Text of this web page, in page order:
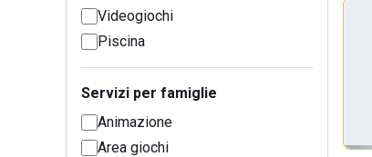
Videogiochi
Piscina
Servizi per famiglie
Animazione
Area giochi